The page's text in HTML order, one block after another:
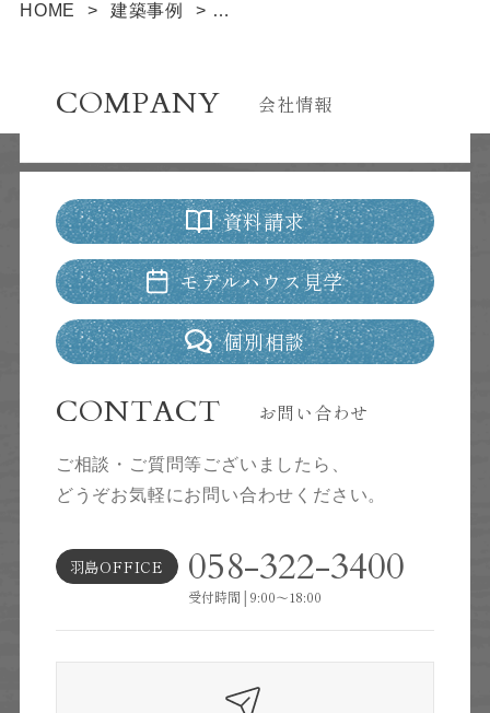
HOME > 建築事例
>
COMPANY 会社情報
資料請求
モデルハウス見学
個別相談
CONTACT お問い合わせ
ご相談・ご質問等ございましたら、
どうぞお気軽にお問い合わせください。
羽島OFFICE 058-322-3400
受付時間│9:00～18:00